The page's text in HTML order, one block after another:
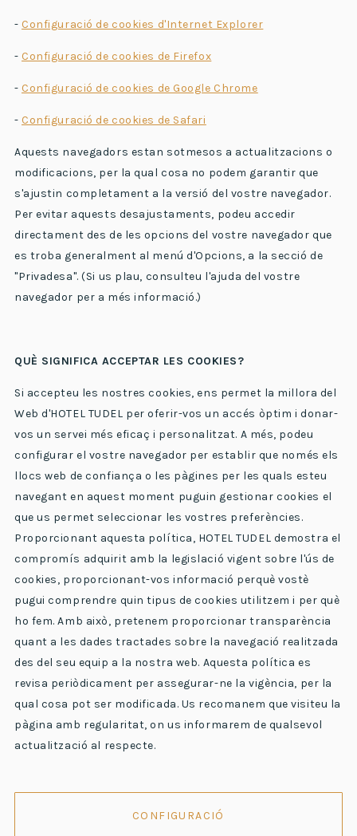
- Configuració de cookies d'Internet Explorer
- Configuració de cookies de Firefox
- Configuració de cookies de Google Chrome
- Configuració de cookies de Safari
Aquests navegadors estan sotmesos a actualitzacions o
modificacions, per la qual cosa no podem garantir que
s'ajustin completament a la versió del vostre navegador.
Per evitar aquests desajustaments, podeu accedir
directament des de les opcions del vostre navegador que
es troba generalment al menú d'Opcions, a la secció de
"Privadesa". (Si us plau, consulteu l'ajuda del vostre
navegador per a més informació.)
QUÈ SIGNIFICA ACCEPTAR LES COOKIES?
Si accepteu les nostres cookies, ens permet la millora del
Web d'HOTEL TUDEL per oferir-vos un accés òptim i donar-
vos un servei més eficaç i personalitzat. A més, podeu
configurar el vostre navegador per establir que només els
llocs web de confiança o les pàgines per les quals esteu
navegant en aquest moment puguin gestionar cookies el
que us permet seleccionar les vostres preferències.
Proporcionant aquesta política, HOTEL TUDEL demostra el
compromís adquirit amb la legislació vigent sobre l'ús de
cookies, proporcionant-vos informació perquè vostè
pugui comprendre quin tipus de cookies utilitzem i per què
ho fem. Amb això, pretenem proporcionar transparència
quant a les dades tractades sobre la navegació realitzada
des del seu equip a la nostra web. Aquesta política es
revisa periòdicament per assegurar-ne la vigència, per la
qual cosa pot ser modificada. Us recomanem que visiteu la
pàgina amb regularitat, on us informarem de qualsevol
actualització al respecte.
CONFIGURACIÓ